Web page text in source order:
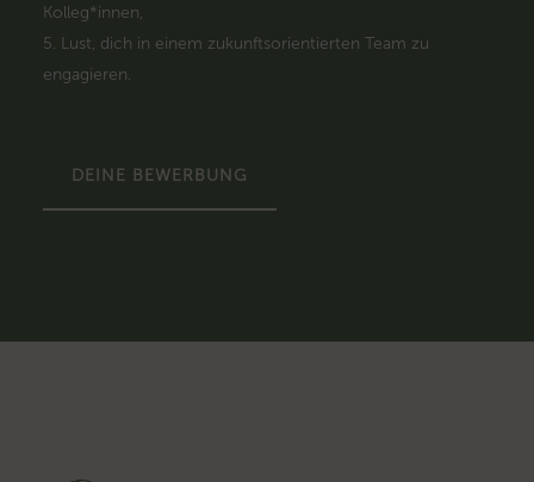
Kolleg*innen,
Lust, dich in einem zukunftsorientierten Team zu
engagieren.
DEINE BEWERBUNG